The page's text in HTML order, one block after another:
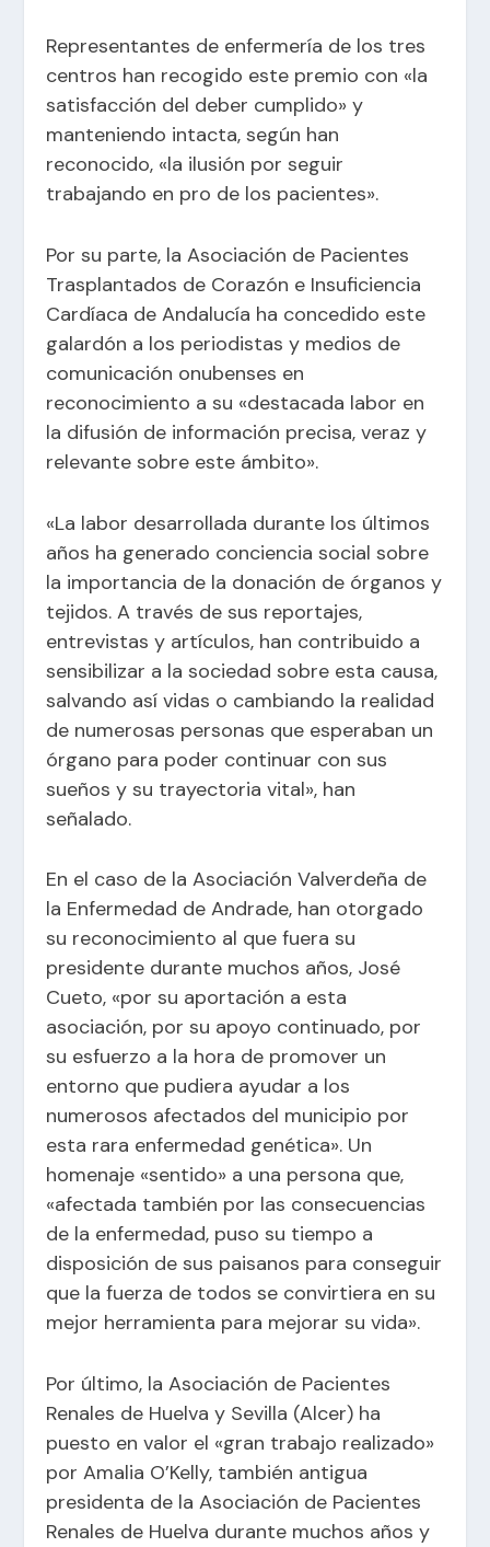
Representantes de enfermería de los tres
centros han recogido este premio con «la
satisfacción del deber cumplido» y
manteniendo intacta, según han
reconocido, «la ilusión por seguir
trabajando en pro de los pacientes».
Por su parte, la Asociación de Pacientes
Trasplantados de Corazón e Insuficiencia
Cardíaca de Andalucía ha concedido este
galardón a los periodistas y medios de
comunicación onubenses en
reconocimiento a su «destacada labor en
la difusión de información precisa, veraz y
relevante sobre este ámbito».
«La labor desarrollada durante los últimos
años ha generado conciencia social sobre
la importancia de la donación de órganos y
tejidos. A través de sus reportajes,
entrevistas y artículos, han contribuido a
sensibilizar a la sociedad sobre esta causa,
salvando así vidas o cambiando la realidad
de numerosas personas que esperaban un
órgano para poder continuar con sus
sueños y su trayectoria vital», han
señalado.
En el caso de la Asociación Valverdeña de
la Enfermedad de Andrade, han otorgado
su reconocimiento al que fuera su
presidente durante muchos años, José
Cueto, «por su aportación a esta
asociación, por su apoyo continuado, por
su esfuerzo a la hora de promover un
entorno que pudiera ayudar a los
numerosos afectados del municipio por
esta rara enfermedad genética». Un
homenaje «sentido» a una persona que,
«afectada también por las consecuencias
de la enfermedad, puso su tiempo a
disposición de sus paisanos para conseguir
que la fuerza de todos se convirtiera en su
mejor herramienta para mejorar su vida».
Por último, la Asociación de Pacientes
Renales de Huelva y Sevilla (Alcer) ha
puesto en valor el «gran trabajo realizado»
por Amalia O’Kelly, también antigua
presidenta de la Asociación de Pacientes
Renales de Huelva durante muchos años y